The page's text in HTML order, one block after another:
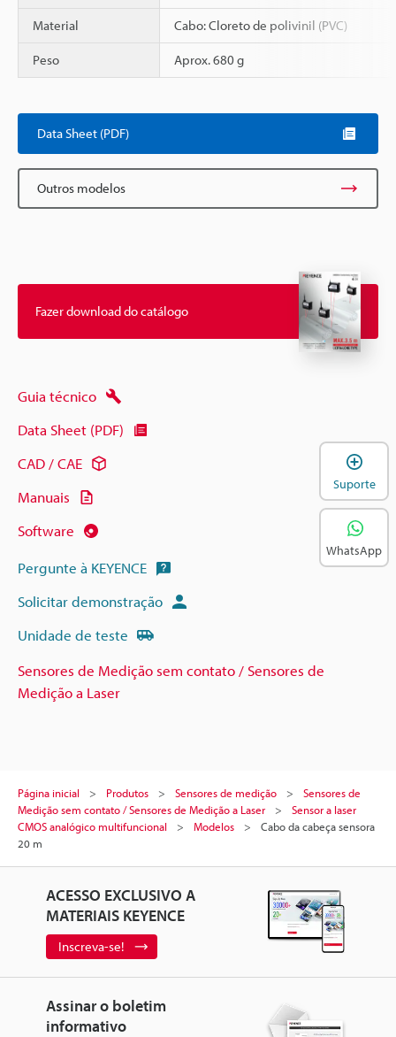
Material Cabo: Cloreto de polivinil (PVC)
Peso Aprox. 680 g
Data Sheet (PDF)
Outros modelos
Fazer download do catálogo
Guia técnico
Data Sheet (PDF)
CAD / CAE
Manuais
Software
Pergunte à KEYENCE
Solicitar demonstração
Unidade de teste
Sensores de Medição sem contato / Sensores de
Medição a Laser
Página inicial Produtos Sensores de medição
Sensores de
Medição sem contato / Sensores de Medição a Laser
Sensor a laser
CMOS analógico multifuncional
Modelos
Cabo da cabeça sensora
20 m
ACESSO EXCLUSIVO A
MATERIAIS KEYENCE
Inscreva-se!
Assinar o boletim
informativo
Suporte
WhatsApp